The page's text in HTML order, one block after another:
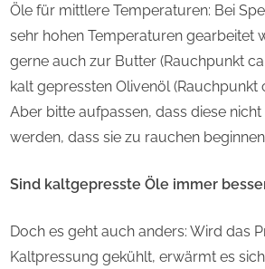
Öle für mittlere Temperaturen: Bei
sehr hohen Temperaturen gearbeitet
gerne auch zur Butter (Rauchpunkt
kalt gepressten Olivenöl (Rauchpunkt
Aber bitte aufpassen, dass diese
werden, dass sie zu rauchen
Sind kaltgepresste Öle immer
Doch es geht auch anders: Wird das
Kaltpressung gekühlt, erwärmt es